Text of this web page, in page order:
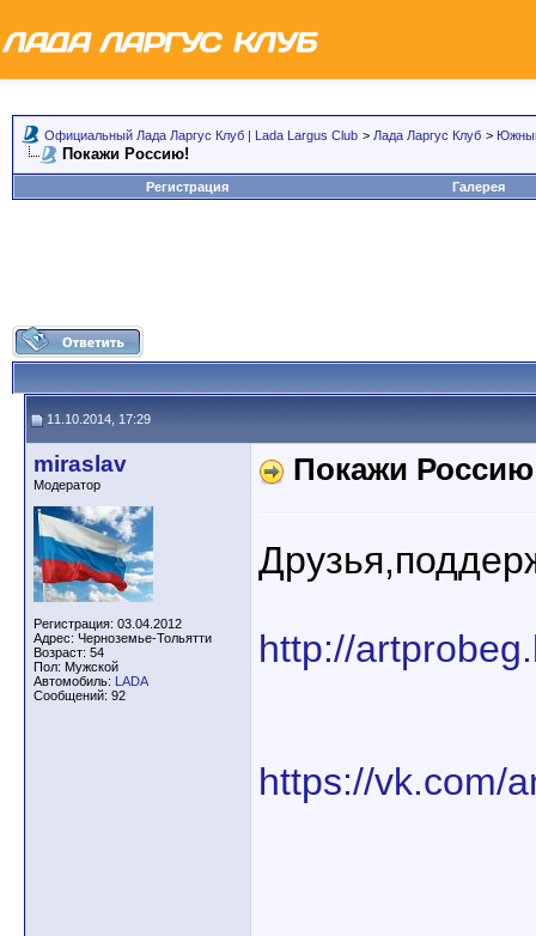
Официальный Лада Ларгус Клуб | Lada Largus Club > Лада Ларгус Клуб >
Покажи Россию!
Регистрация Галерея
11.10.2014, 17:29
miraslav
Модератор
Регистрация: 03.04.2012
Адрес: Черноземье-Тольятти
Возраст: 54
Пол: Мужской
Автомобиль: LADA
Сообщений: 92
Покажи
http://
https://vk.com/